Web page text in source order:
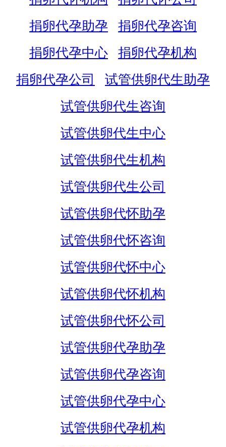
捐卵代孕助孕
捐卵代孕咨询
捐卵代孕中心
捐卵代孕机构
捐卵代孕公司
试管供卵代生助孕
试管供卵代生咨询
试管供卵代生中心
试管供卵代生机构
试管供卵代生公司
试管供卵代怀助孕
试管供卵代怀咨询
试管供卵代怀中心
试管供卵代怀机构
试管供卵代怀公司
试管供卵代孕助孕
试管供卵代孕咨询
试管供卵代孕中心
试管供卵代孕机构